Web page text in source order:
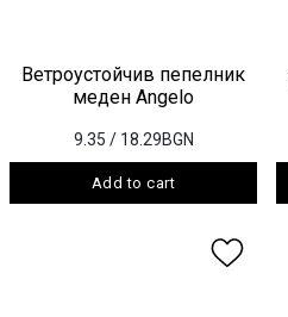
Ветроустойчив пепелник
меден Angelo
9.35 / 18.29BGN
Add to cart